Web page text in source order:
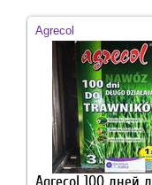
кокосового волокна и
стимулирует рост
также защищает их от
повреждений при
создает эффект
защиты от перегрева и
переохлаждения.
эффективно
развитие патогенной
микрофлоры.
микроэлементов
цветению, усиливает
насыщенность
Agrecol
Agrecol 100 дней